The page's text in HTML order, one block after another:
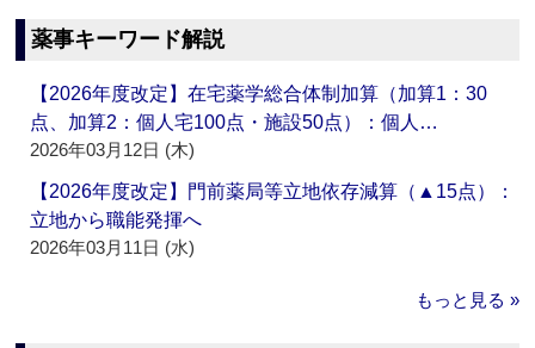
薬事キーワード解説
【2026年度改定】在宅薬学総合体制加算（加算1：30
点、加算2：個人宅100点・施設50点）：個人…
2026年03月12日 (木)
【2026年度改定】門前薬局等立地依存減算（▲15点）：
立地から職能発揮へ
2026年03月11日 (水)
もっと見る »